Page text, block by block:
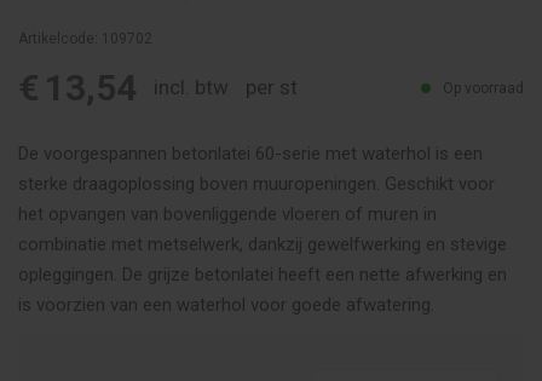
Artikelcode: 109702
€ 13,54 incl. btw per st Op voorraad
De voorgespannen betonlatei 60-serie met waterhol is een
sterke draagoplossing boven muuropeningen. Geschikt voor
het opvangen van bovenliggende vloeren of muren in
combinatie met metselwerk, dankzij gewelfwerking en stevige
opleggingen. De grijze betonlatei heeft een nette afwerking en
is voorzien van een waterhol voor goede afwatering.